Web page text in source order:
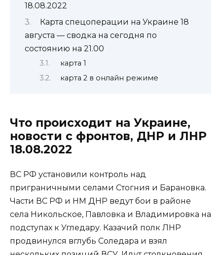
18.08.2022
Карта спецоперации на Украине 18
августа — сводка на сегодня по
состоянию на 21.00
карта 1
карта 2 в онлайн режиме
Что происходит на Украине,
новости с фронтов, ДНР и ЛНР
18.08.2022
ВС РФ установили контроль над
приграничными селами Стогния и Барановка.
Части ВС РФ и НМ ДНР ведут бои в районе
села Никольское, Павловка и Владимировка на
подступах к Угледару. Казачий полк ЛНР
продвинулся вглубь Соледара и взял